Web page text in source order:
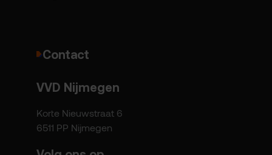
Contact
VVD Nijmegen
Korte Nieuwstraat 6
6511 PP Nijmegen